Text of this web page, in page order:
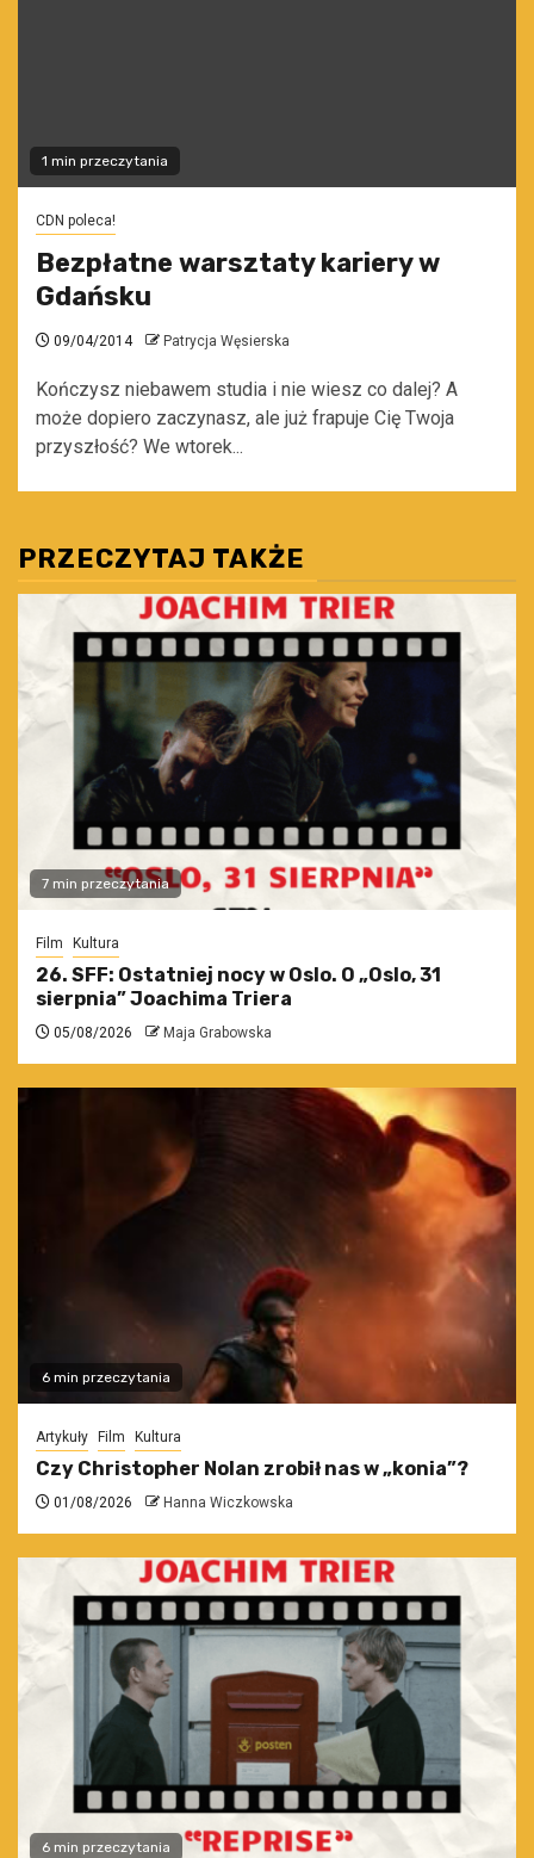
1 min przeczytania
CDN poleca!
Bezpłatne warsztaty kariery w
Gdańsku
09/04/2014 Patrycja Węsierska
Kończysz niebawem studia i nie wiesz co dalej? A
może dopiero zaczynasz, ale już frapuje Cię Twoja
przyszłość? We wtorek...
PRZECZYTAJ TAKŻE
7 min przeczytania
Film Kultura
26. SFF: Ostatniej nocy w Oslo. O „Oslo, 31
sierpnia” Joachima Triera
05/08/2026 Maja Grabowska
6 min przeczytania
Artykuły Film Kultura
Czy Christopher Nolan zrobił nas w „konia”?
01/08/2026 Hanna Wiczkowska
6 min przeczytania